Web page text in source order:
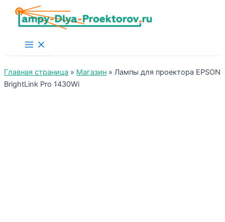
Main
Menu
Главная страница » Магазин » Лампы для проектора EPSON
BrightLink Pro 1430Wi